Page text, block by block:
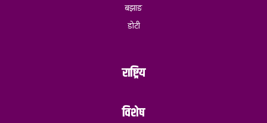
बझाङ
डोटी
राष्ट्रिय
विशेष